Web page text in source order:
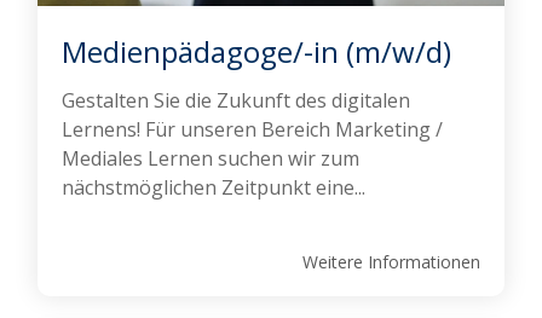
Medienpädagoge/-in (m/w/d)
Gestalten Sie die Zukunft des digitalen
Lernens! Für unseren Bereich Marketing /
Mediales Lernen suchen wir zum
nächstmöglichen Zeitpunkt eine...
Weitere Informationen